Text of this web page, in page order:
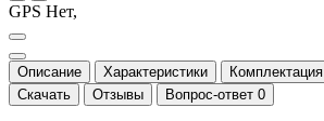
GPS Нет,
Описание Характеристики Комплектация
Скачать
Отзывы Вопрос-ответ 0